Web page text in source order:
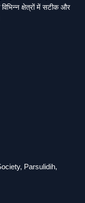
तबाही.. इमरजेंसी !
विभिन्न क्षेत्रों में सटीक और
Parsulidih,